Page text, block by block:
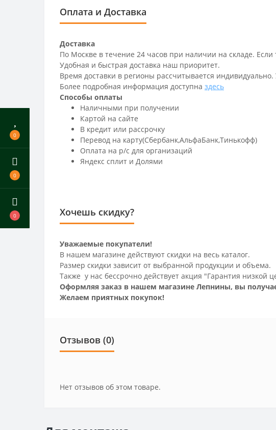
0
0
0
Оплата и Доставка
Доставка
По Москве в течение 24 часов при наличии на складе.
Удобная и быстрая доставка наш приоритет.
Время доставки в регионы рассчитывается
Более подробная информация доступна здесь
Способы оплаты
Наличными при получении
Картой на сайте
В кредит или рассрочку
Перевод на карту(Сбербанк,АльфаБанк,Тинькофф)
Оплата на р/c для организаций
Яндекс сплит и Долями
Хочешь скидку?
Уважаемые покупатели!
В нашем магазине действуют скидки на весь каталог.
Размер скидки зависит от выбранной продукции и объема.
Также у нас бессрочно действует акция "Гарантия низкой
Оформляя заказ в нашем магазине Лепнины, вы
Желаем приятных покупок!
Отзывов (0)
Нет отзывов об этом товаре.